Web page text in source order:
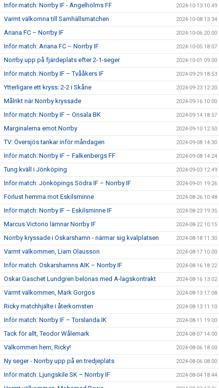
Inför match: Norrby IF - Ängelholms FF 2024-10-13 10:49
Varmt välkomna till Samhällsmatchen 2024-10-08 13:34
Ariana FC – Norrby IF 2024-10-06 20:00
Inför match: Ariana FC – Norrby IF 2024-10-05 18:07
Norrby upp på fjärdeplats efter 2-1-seger 2024-10-01 09:00
Inför match: Norrby IF – Tvååkers IF 2024-09-29 18:53
Ytterligare ett kryss: 2-2 i Skåne 2024-09-23 12:20
Målrikt när Norrby kryssade 2024-09-16 10:00
Inför match: Norrby IF – Onsala BK 2024-09-14 18:57
Marginalerna emot Norrby 2024-09-10 12:50
TV: Översjös tankar inför måndagen 2024-09-08 14:30
Inför match: Norrby IF – Falkenbergs FF 2024-09-08 14:24
Tung kväll i Jönköping 2024-09-03 12:49
Inför match: Jönköpings Södra IF – Norrby IF 2024-09-01 19:26
Förlust hemma mot Eskilsminne 2024-08-26 10:48
Inför match: Norrby IF – Eskilsminne IF 2024-08-23 19:35
Marcus Victorio lämnar Norrby IF 2024-08-22 10:15
Norrby kryssade i Oskarshamn - närmar sig kvalplatsen 2024-08-18 11:30
Varmt välkommen, Liam Olausson 2024-08-17 10:00
Inför match: Oskarshamns AIK – Norrby IF 2024-08-16 18:22
Oskar Gaschet Lundgren belönas med A-lagskontrakt 2024-08-16 13:02
Varmt välkommen, Mark Gorgos 2024-08-13 17:08
Ricky matchhjälte i återkomsten 2024-08-13 11:10
Inför match: Norrby IF – Torslanda IK 2024-08-11 19:00
Tack för allt, Teodor Wålemark 2024-08-07 14:00
Välkommen hem, Ricky! 2024-08-06 18:00
Ny seger - Norrby upp på en tredjeplats 2024-08-06 08:00
Inför match: Ljungskile SK – Norrby IF 2024-08-04 18:44